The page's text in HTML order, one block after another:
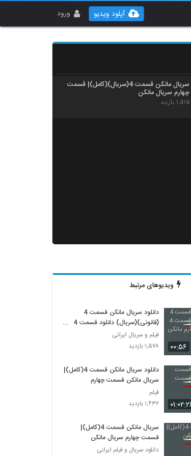
ورود آپلود ویدیو
سریال مانکن قسمت 4(سریال)(کامل)| قسمت
چهارم سریال مانکن
۱,۵۱۵ بازدید
ویدیوهای مرتبط
۰۰:۵۶
دانلود سریال مانکن قسمت 4
(قانونی)(سریال) دانلود قسمت 4
مانکن دانلود قسمت چهارم مانکن
(کامل)
فیلم و سریال ایرانی
۱,۵۷۸ بازدید
دانلود سریال مانکن قسمت 4(کامل)|
سریال مانکن قسمت چهارم
فیلم
۱,۴۳۲ بازدید
سریال مانکن قسمت 4(کامل)|
قسمت چهارم سریال مانکن
دانلود سریال و فیلم ایرانی